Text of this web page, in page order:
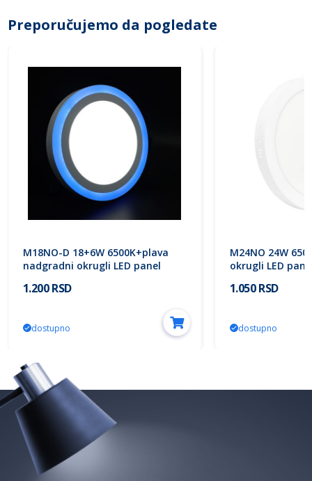
Preporučujemo da pogledate
M18NO-D 18+6W 6500K+plava
nadgradni okrugli LED panel
1.200 RSD
dostupno
M24NO 24W
okrugli LED
1.050 RSD
dostupno